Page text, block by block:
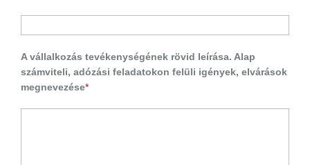
A vállalkozás tevékenységének rövid leírása. Alap
számviteli, adózási feladatokon felüli igények, elvárások
megnevezése*